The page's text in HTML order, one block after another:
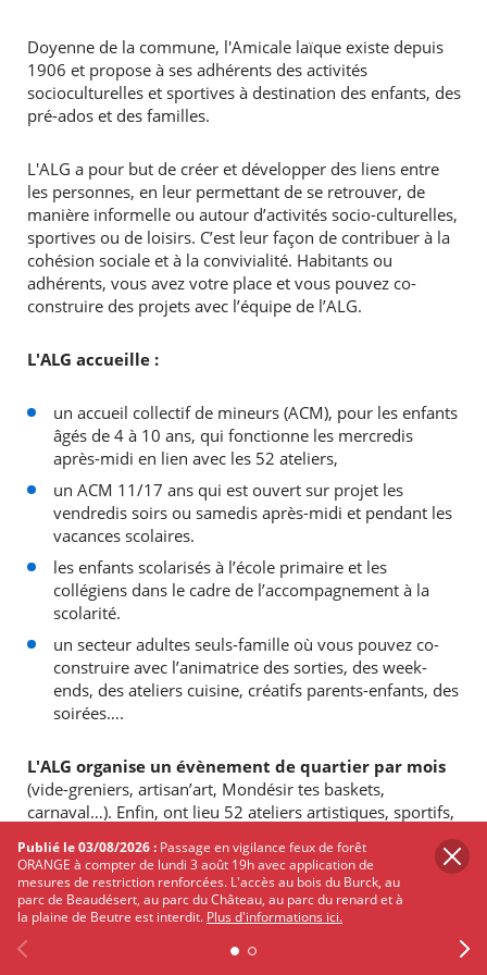
Publié le 03/08/2026 : Passage en vigilance feux de forêt
ORANGE à compter de lundi 3 août 19h avec application de
mesures de restriction renforcées. L'accès au bois du Burck, au
parc de Beaudésert, au parc du Château, au parc du renard et à
la plaine de Beutre est interdit. Plus d'informations ici.
Doyenne de la commune, l'Amicale laïque existe depuis
1906 et propose à ses adhérents des activités
socioculturelles et sportives à destination des enfants, des
pré-ados et des familles.
L'ALG a pour but de créer et développer des liens entre
les personnes, en leur permettant de se retrouver, de
manière informelle ou autour d’activités socio-culturelles,
sportives ou de loisirs. C’est leur façon de contribuer à la
cohésion sociale et à la convivialité. Habitants ou
adhérents, vous avez votre place et vous pouvez co-
construire des projets avec l’équipe de l’ALG.
L'ALG accueille :
un accueil collectif de mineurs (ACM), pour les enfants
âgés de 4 à 10 ans, qui fonctionne les mercredis
après-midi en lien avec les 52 ateliers,
un ACM 11/17 ans qui est ouvert sur projet les
vendredis soirs ou samedis après-midi et pendant les
vacances scolaires.
les enfants scolarisés à l’école primaire et les
collégiens dans le cadre de l’accompagnement à la
scolarité.
un secteur adultes seuls-famille où vous pouvez co-
construire avec l’animatrice des sorties, des week-
ends, des ateliers cuisine, créatifs parents-enfants, des
soirées….
L'ALG organise un évènement de quartier par mois
(vide-greniers, artisan’art, Mondésir tes baskets,
carnaval…). Enfin, ont lieu 52 ateliers artistiques, sportifs,
de bien-être, culturels pour les enfants, les adolescents et
les adultes.
Les bénévoles de l’ALG tiennent un café associatif les
vendredis soirs, hors vacances scolaires, de 18h à 22h qui
se nomme le « Kfé Social Club ».